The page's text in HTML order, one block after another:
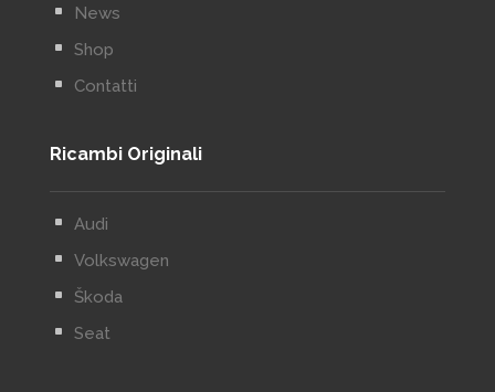
^ News
^ Shop
^ Contatti
Ricambi Originali
^ Audi
^ Volkswagen
^ Škoda
^ Seat